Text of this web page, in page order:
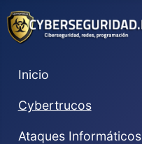
Inicio
Cybertrucos
Ataques Informáticos